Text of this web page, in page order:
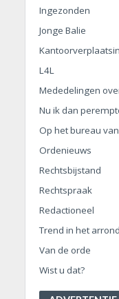
Ingezonden
Jonge Balie
L4L
Mededelingen
Nu ik dan
Op het bureau
Ordenieuws
Rechtsbijstand
Rechtspraak
Redactioneel
Trend in het
Van de orde
Wist u dat?